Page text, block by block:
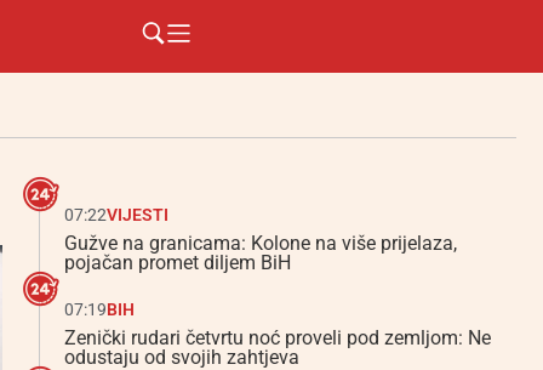
07:22VIJESTI
Gužve na granicama: Kolone na više prijelaza,
pojačan promet diljem BiH
07:19BIH
Zenički rudari četvrtu noć proveli pod zemljom: Ne
odustaju od svojih zahtjeva